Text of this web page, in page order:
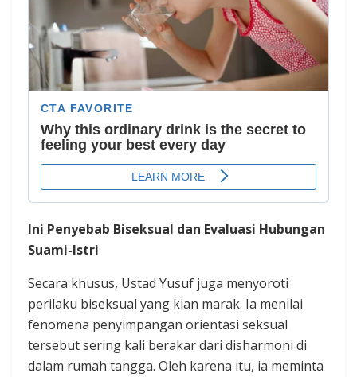
Ini Penyebab Biseksual dan Evaluasi Hubungan
Suami-Istri
Secara khusus, Ustad Yusuf juga menyoroti
perilaku biseksual yang kian marak. Ia menilai
fenomena penyimpangan orientasi seksual
tersebut sering kali berakar dari disharmoni di
dalam rumah tangga. Oleh karena itu, ia meminta